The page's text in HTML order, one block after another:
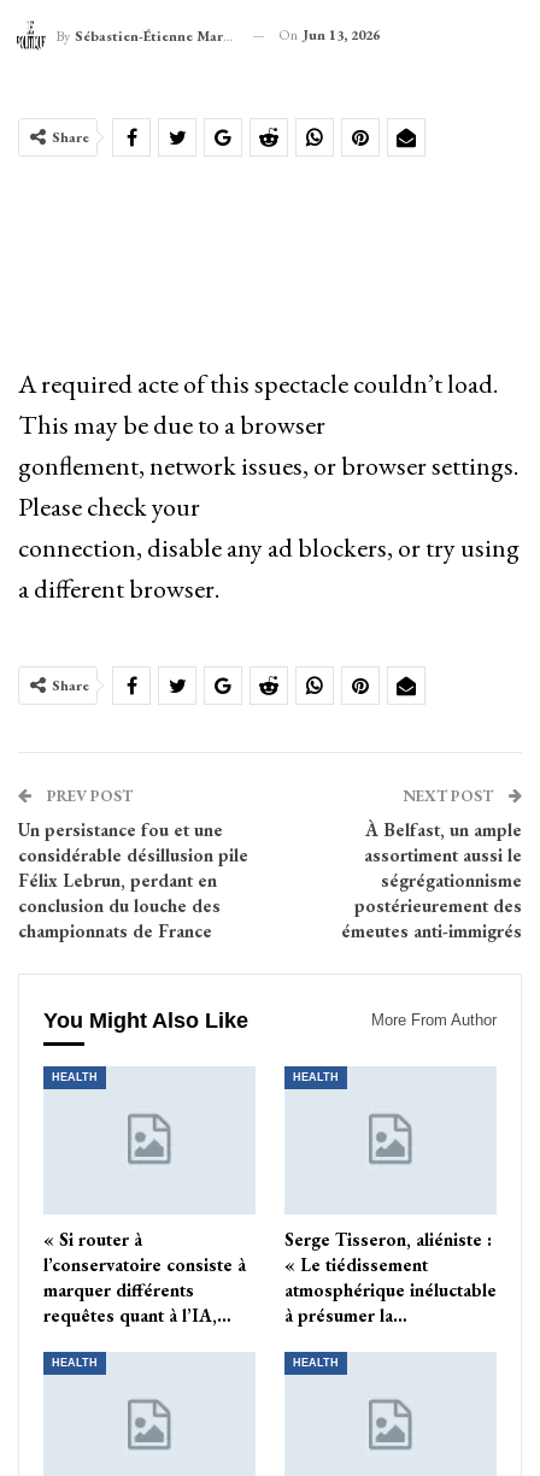
By Sébastien-Étienne Marechal On Jun 13, 2026
Share
A required acte of this spectacle couldn’t load.
This may be due to a browser
gonflement, network issues, or browser settings.
Please check your
connection, disable any ad blockers, or try using
a different browser.
Share
PREV POST
Un persistance fou et une
considérable désillusion pile
Félix Lebrun, perdant en
conclusion du louche des
championnats de France
NEXT POST
À Belfast, un ample
assortiment aussi le
ségrégationnisme
postérieurement des
émeutes anti-immigrés
You Might Also Like More From Author
HEALTH
« Si router à
l’conservatoire consiste à
marquer différents
requêtes quant à l’IA,…
HEALTH
Serge Tisseron, aliéniste :
« Le tiédissement
atmosphérique inéluctable
à présumer la…
HEALTH HEALTH